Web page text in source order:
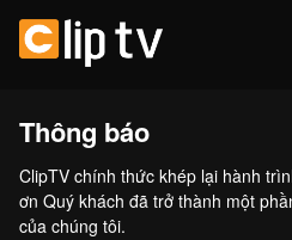
Thông báo
ClipTV chính thức khép lại hành
ơn Quý khách đã trở thành một
của chúng tôi.